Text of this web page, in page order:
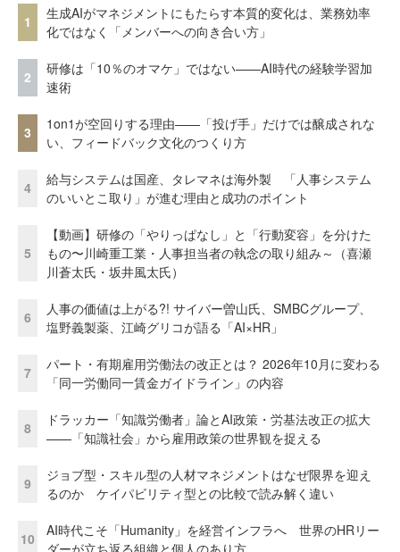
1
生成AIがマネジメントにもたらす本質的変化は、業務効率
化ではなく「メンバーへの向き合い方」
2
研修は「10％のオマケ」ではない——AI時代の経験学習加
速術
3
1on1が空回りする理由——「投げ手」だけでは醸成されな
い、フィードバック文化のつくり方
4
給与システムは国産、タレマネは海外製 「人事システム
のいいとこ取り」が進む理由と成功のポイント
5
【動画】研修の「やりっぱなし」と「行動変容」を分けた
もの〜川崎重工業・人事担当者の執念の取り組み～（喜瀬
川蒼太氏・坂井風太氏）
6
人事の価値は上がる?! サイバー曽山氏、SMBCグループ、
塩野義製薬、江崎グリコが語る「AI×HR」
7
パート・有期雇用労働法の改正とは？ 2026年10月に変わる
「同一労働同一賃金ガイドライン」の内容
8
ドラッカー「知識労働者」論とAI政策・労基法改正の拡大
——「知識社会」から雇用政策の世界観を捉える
9
ジョブ型・スキル型の人材マネジメントはなぜ限界を迎え
るのか ケイパビリティ型との比較で読み解く違い
10
AI時代こそ「Humanity」を経営インフラへ 世界のHRリー
ダーが立ち返る組織と個人のあり方